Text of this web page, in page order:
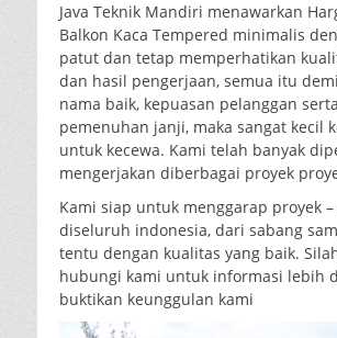
Java Teknik Mandiri menawarkan
Balkon Kaca Tempered minimalis
patut dan tetap memperhatikan
dan hasil pengerjaan, semua itu
nama baik, kepuasan pelanggan serta
pemenuhan janji, maka sangat kecil
untuk kecewa. Kami telah banyak
mengerjakan diberbagai proyek
Kami siap untuk menggarap proyek
diseluruh indonesia, dari sabang
tentu dengan kualitas yang baik.
hubungi kami untuk informasi lebih
buktikan keunggulan kami